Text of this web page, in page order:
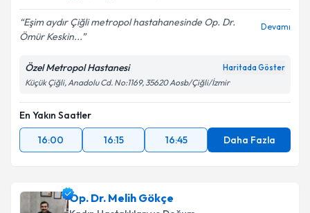
Metni'ni okudum ve kişisel verilerimin belirtilen
kapsamda işlenmesini kabul ediyorum.
Takvim Talebini Gönder
Eşim aydır Çiğli metropol hastahanesinde Op. Dr.
Ömür Keskin...
Devamı
Özel Metropol Hastanesi Haritada Göster
Küçük Çiğli, Anadolu Cd. No:1169, 35620 Aosb/Çiğli/İzmir
En Yakın Saatler
16:00
16:15 16:45 Daha Fazla
Op. Dr. Melih Gökçe